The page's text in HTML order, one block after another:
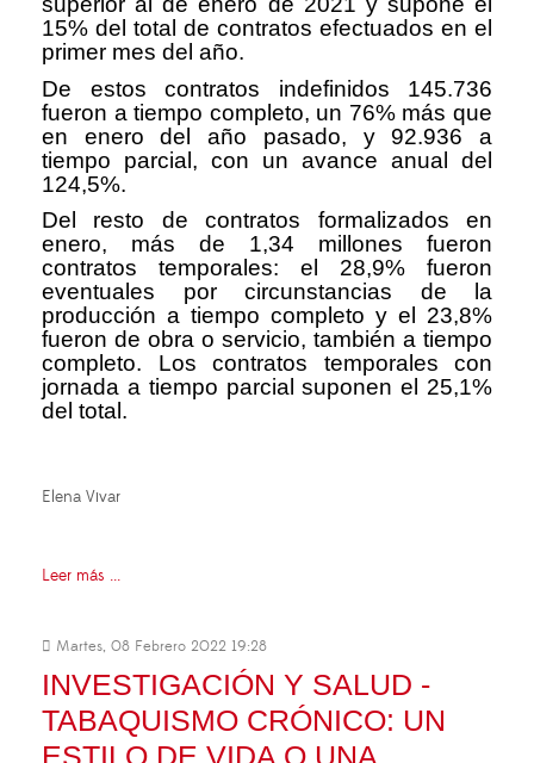
15% del total de contratos efectuados en el
primer mes del año.
De estos contratos indefinidos 145.736
fueron a tiempo completo, un 76% más que
en enero del año pasado, y 92.936 a
tiempo parcial, con un avance anual del
124,5%.
Del resto de contratos formalizados en
enero, más de 1,34 millones fueron
contratos temporales: el 28,9% fueron
eventuales por circunstancias de la
producción a tiempo completo y el 23,8%
fueron de obra o servicio, también a tiempo
completo. Los contratos temporales con
jornada a tiempo parcial suponen el 25,1%
del total.
Elena Vivar
Leer más ...
Martes, 08 Febrero 2022 19:28
INVESTIGACIÓN Y SALUD -
TABAQUISMO CRÓNICO: UN
ESTILO DE VIDA O UNA